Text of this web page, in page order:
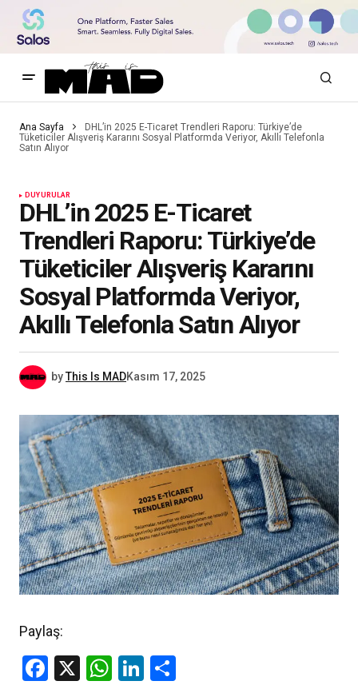
Ana Sayfa
DHL’in 2025 E-Ticaret Trendleri Raporu: Türkiye’de
Tüketiciler Alışveriş Kararını Sosyal Platformda Veriyor, Akıllı Telefonla
Satın Alıyor
DUYURULAR
DHL’in 2025 E-Ticaret
Trendleri Raporu: Türkiye’de
Tüketiciler Alışveriş Kararını
Sosyal Platformda Veriyor,
Akıllı Telefonla Satın Alıyor
byThis Is MADKasım 17, 2025
Paylaş:
Facebook
X WhatsApp
LinkedIn